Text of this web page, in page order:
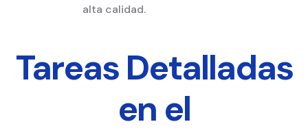
alta calidad.
Tareas Detalladas
en el